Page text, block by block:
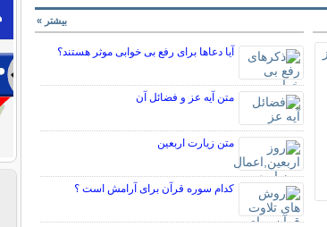
آیا دعاها برای رفع بی خوابی موثر هستند؟
متن آیه عز و فضائل آن
متن زيارت اربعين
کدام سوره قرآن برای آرامش است ؟
بیشتر »